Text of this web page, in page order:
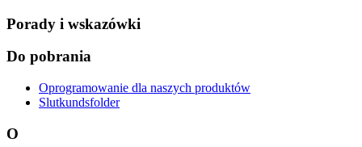
Porady i wskazówki
Do pobrania
Oprogramowanie dla naszych produktów
Slutkundsfolder
O